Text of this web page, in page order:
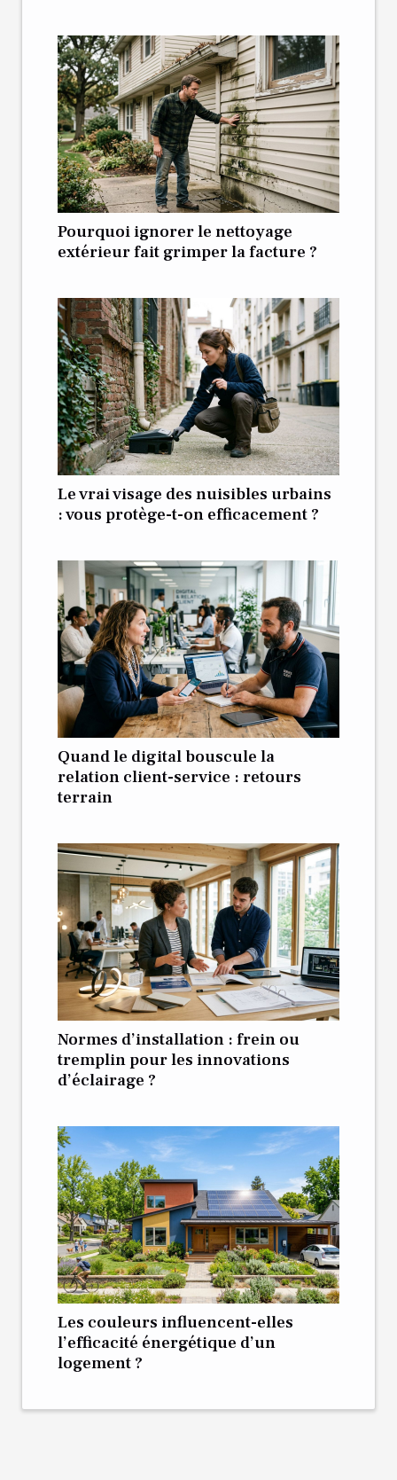
Pourquoi ignorer le nettoyage
extérieur fait grimper la facture ?
Le vrai visage des nuisibles urbains
: vous protège-t-on efficacement ?
Quand le digital bouscule la
relation client-service : retours
terrain
Normes d’installation : frein ou
tremplin pour les innovations
d’éclairage ?
Les couleurs influencent-elles
l’efficacité énergétique d’un
logement ?